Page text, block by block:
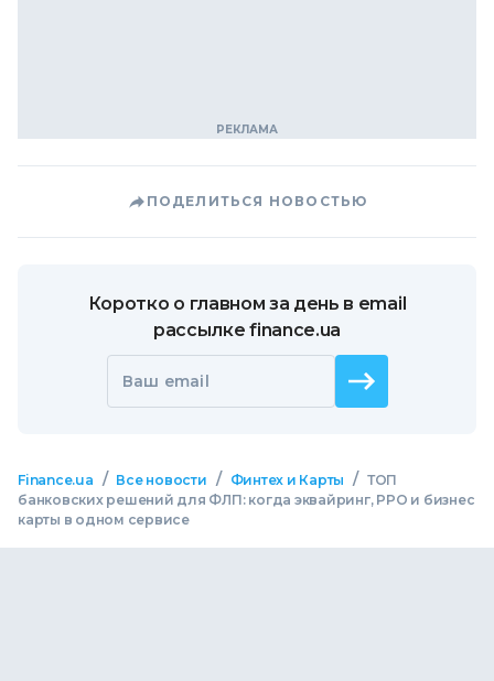
ПОДЕЛИТЬСЯ НОВОСТЬЮ
Коротко о главном за день в email
рассылке finance.ua
Ваш email
Finance.ua / Все новости / Финтех и Карты / ТОП
банковских решений для ФЛП: когда эквайринг, РРО и бизнес
карты в одном сервисе